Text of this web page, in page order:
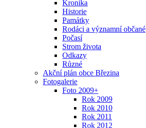
Kronika
Historie
Památky
Rodáci a významní občané
Počasí
Strom života
Odkazy
Různé
Akční plán obce Březina
Fotogalerie
Foto 2009+
Rok 2009
Rok 2010
Rok 2011
Rok 2012